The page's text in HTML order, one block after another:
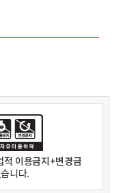
적 이용금지+변경금
니다.